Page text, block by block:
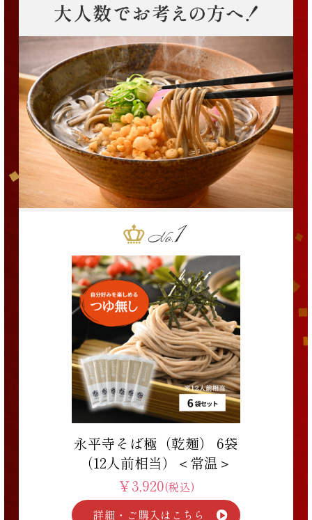
永平寺そば極（乾麺） 6袋
（12人前相当）＜常温＞
￥3,920(税込)